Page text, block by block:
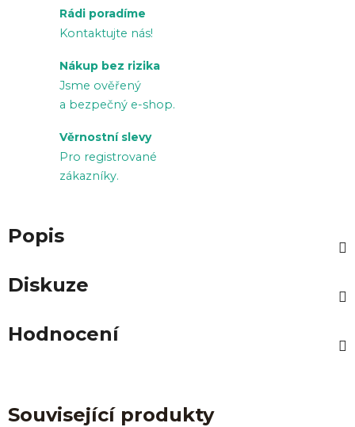
Rádi poradíme
Kontaktujte nás!
Nákup bez rizika
Jsme ověřený
a bezpečný e-shop.
Věrnostní slevy
Pro registrované
zákazníky.
Popis
Diskuze
Hodnocení
Související produkty